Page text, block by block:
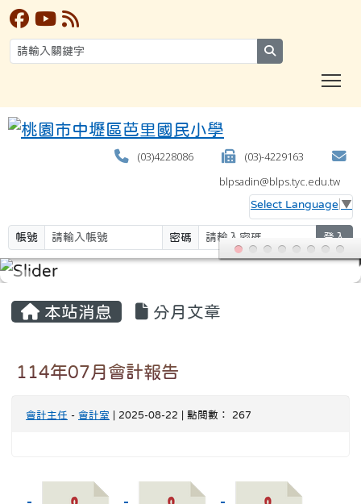
(03)4228086
(03)-4229163
blpsadin@blps.tyc.edu.tw
Select Language ▼
帳號 密碼 登入
本站消息 分月文章
114年07月會計報告
會計主任 - 會計室 | 2025-08-22 | 點閱數： 267